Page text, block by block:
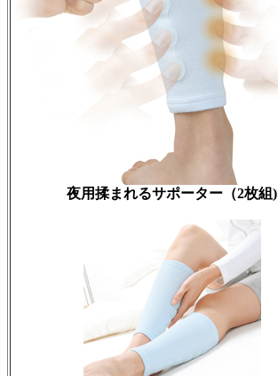
夜用揉まれるサポーター（2枚組)